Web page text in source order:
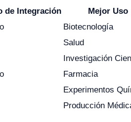
de Integración
Mejor Uso
Biotecnología
Salud
Investigación
Farmacia
Experimentos
Producción